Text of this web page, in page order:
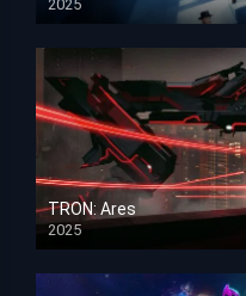
2025
HD 1080p
TRON: Ares
2025
HD 1080p